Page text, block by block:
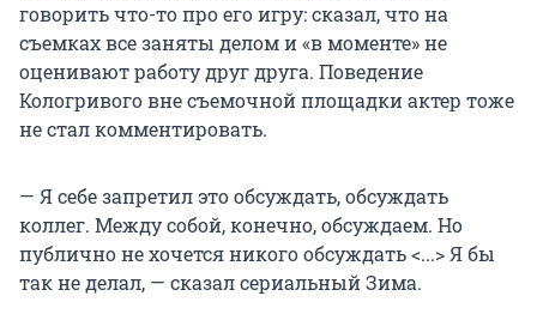
говорить что-то про его игру: сказал, что на
съемках все заняты делом и «в моменте» не
оценивают работу друг друга. Поведение
Кологривого вне съемочной площадки актер тоже
не стал комментировать.
— Я себе запретил это обсуждать, обсуждать
коллег. Между собой, конечно, обсуждаем. Но
публично не хочется никого обсуждать <...> Я бы
так не делал, — сказал сериальный Зима.